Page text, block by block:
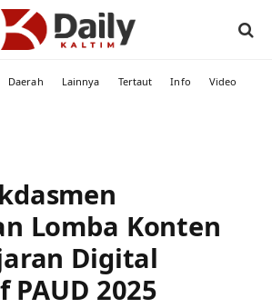
Daerah Lainnya Tertaut Info Video
Lomba Konten
Digital
2025